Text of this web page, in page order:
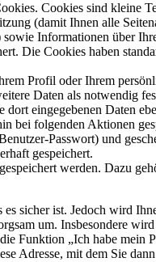
Cookies sind kleine
(damit Ihnen alle
Informationen über
Die Cookies haben
Profil oder Ihrem
Daten als notwendig
eingegebenen Daten
bei folgenden Aktionen
Passwort) und
gespeichert.
werden. Dazu
sicher ist. Jedoch wird
um. Insbesondere
Funktion „Ich habe
Adresse, mit dem Sie